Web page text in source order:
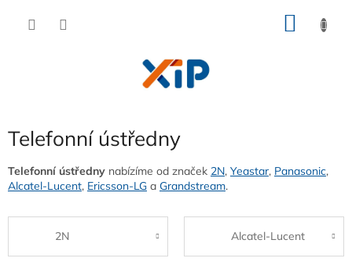
Telefonní ústředny
Telefonní ústředny nabízíme od značek 2N, Yeastar, Panasonic,
Alcatel-Lucent, Ericsson-LG a Grandstream.
2N Alcatel-Lucent